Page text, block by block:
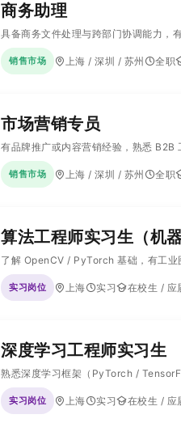
商务助理
具备商务文件处理与跨部门协调能力，
销售市场 上海 / 深圳 / 苏州 全职
市场营销专员
有品牌推广或内容营销经验，熟悉 B2B
销售市场 上海 / 深圳 / 苏州 全职
算法工程师实习生（机器
了解 OpenCV / PyTorch 基础，有工
实习岗位 上海 实习 在校生 / 应
深度学习工程师实习生
熟悉深度学习框架（PyTorch /
实习岗位 上海 实习 在校生 / 应